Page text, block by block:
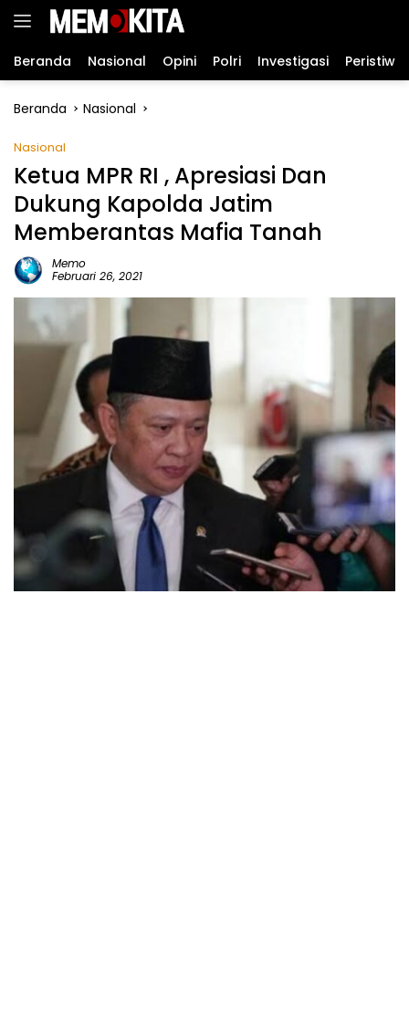
Langsung
Beranda Nasional Opini Polri Investigasi Peristiwa
Beranda Nasional
Nasional
Ketua MPR RI , Apresiasi Dan
Dukung Kapolda Jatim
Memberantas Mafia Tanah
Memo
Februari 26, 2021